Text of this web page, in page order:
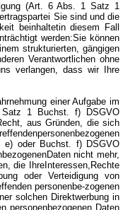
(Art. 6 Abs. 1 Satz 1
Sie sind und die
beinhaltetin diesem Fall
werden:Sie können
strukturierten, gängigen
Verantwortlichen ohne
verlangen, dass wir Ihre
einer Aufgabe im
1 Buchst. f) DSGVO
aus Gründen, die sich
e) oder Buchst. f) DSGVO
nicht mehr,
die IhreInteressen,Rechte
oder Verteidigung von
personenbe-zogenen
solchen Direktwerbung in
personenbezogenen Daten